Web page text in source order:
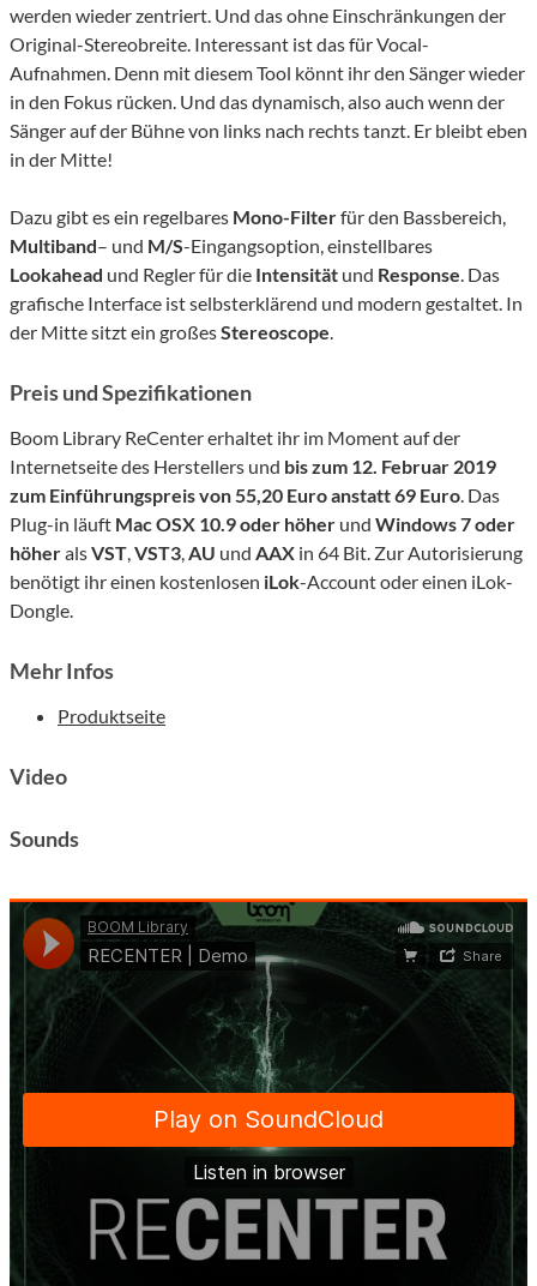
werden wieder zentriert. Und das ohne Einschränkungen der
Original-Stereobreite. Interessant ist das für Vocal-
Aufnahmen. Denn mit diesem Tool könnt ihr den Sänger wieder
in den Fokus rücken. Und das dynamisch, also auch wenn der
Sänger auf der Bühne von links nach rechts tanzt. Er bleibt eben
in der Mitte!
Dazu gibt es ein regelbares Mono-Filterfür den Bassbereich,
Multiband– und M/S-Eingangsoption, einstellbares
Lookahead und Regler für die Intensität und Response. Das
grafische Interface ist selbsterklärend und modern gestaltet. In
der Mitte sitzt ein großesStereoscope.
Preis und Spezifikationen
Boom Library ReCenter erhaltet ihr im Moment auf der
Internetseite des Herstellers und bis zum 12. Februar 2019
zum Einführungspreis von 55,20 Euro anstatt 69 Euro. Das
Plug-in läuft Mac OSX 10.9 oder höher und Windows 7 oder
höheralsVST,VST3,AU und AAX in 64 Bit. Zur Autorisierung
benötigt ihr einen kostenlosen iLok-Account oder einen iLok-
Dongle.
Mehr Infos
Produktseite
Video
Sounds